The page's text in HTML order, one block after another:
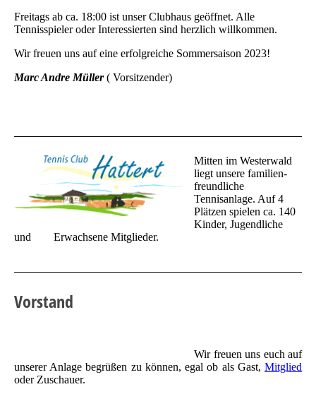
Freitags ab ca. 18:00 ist unser Clubhaus geöffnet. Alle
Tennisspieler oder Interessierten sind herzlich willkommen.
Wir freuen uns auf eine erfolgreiche Sommersaison 2023!
Marc Andre Müller( Vorsitzender)
Mitten im Westerwald
liegt unsere familien-
freundliche
Tennisanlage. Auf 4
Plätzen spielen ca. 140
Kinder, Jugendliche
und Erwachsene Mitglieder.
Vorstand
Wir freuen uns euch auf
unserer Anlage begrüßen zu können, egal ob als Gast, Mitglied
oder Zuschauer.